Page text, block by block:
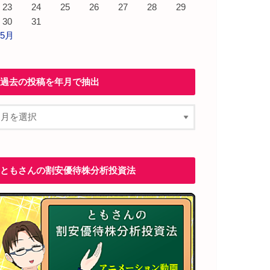
23 24 25 26 27 28
29
30
31
月
過去の投稿を年月で抽出
ともさんの割安優待株分析投資法